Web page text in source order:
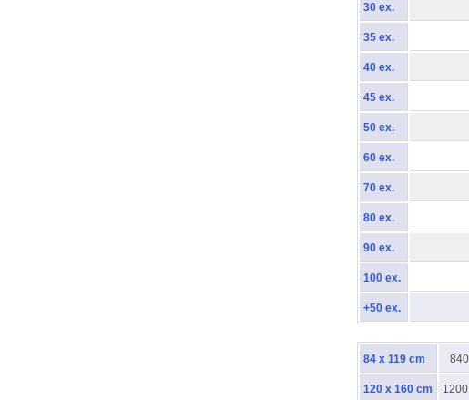
30 ex.
35 ex.
40 ex.
45 ex.
50 ex.
60 ex.
70 ex.
80 ex.
90 ex.
100 ex.
+50 ex.
84 x 119 cm
120 x 160 cm